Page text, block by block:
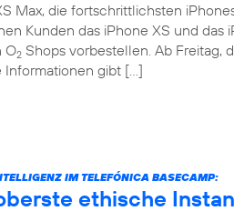
Max, die fortschrittlichsten
Kunden das iPhone XS und das
O2 Shops vorbestellen. Ab Freitag,
Informationen gibt […]
IM TELEFÓNICA BASECAMP:
ethische